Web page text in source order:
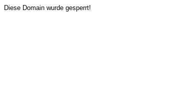
Diese Domain wurde gesperrt!